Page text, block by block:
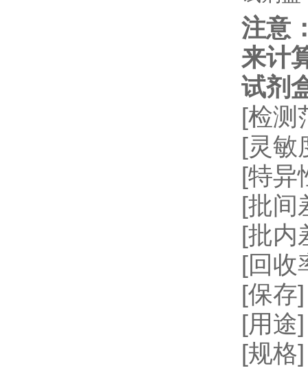
注意
来计
试剂
[检测
[灵敏
[特异
[批间
[批内
[回收
[保存
[用途
[规格